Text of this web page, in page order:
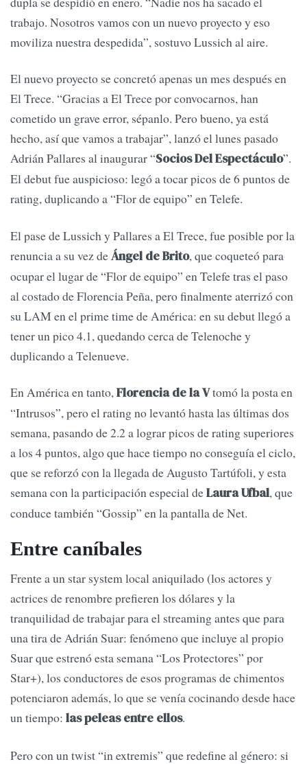
trabajo. Nosotros vamos con un nuevo proyecto y eso
moviliza nuestra despedida”, sostuvo Lussich al aire.
El nuevo proyecto se concretó apenas un mes después en
El Trece. “Gracias a El Trece por convocarnos, han
cometido un grave error, sépanlo. Pero bueno, ya está
hecho, así que vamos a trabajar”, lanzó el lunes pasado
Adrián Pallares al inaugurar “Socios Del Espectáculo”.
El debut fue auspicioso: legó a tocar picos de 6 puntos de
rating, duplicando a “Flor de equipo” en Telefe.
El pase de Lussich y Pallares a El Trece, fue posible por la
renuncia a su vez deÁngel de Brito, que coqueteó para
ocupar el lugar de “Flor de equipo” en Telefe tras el paso
al costado de Florencia Peña, pero finalmente aterrizó con
su LAM en el prime time de América: en su debut llegó a
tener un pico 4.1, quedando cerca de Telenoche y
duplicando a Telenueve.
En América en tanto,Florencia de la Vtomó la posta en
“Intrusos”, pero el rating no levantó hasta las últimas dos
semana, pasando de 2.2 a lograr picos de rating superiores
a los 4 puntos, algo que hace tiempo no conseguía el ciclo,
que se reforzó con la llegada de Augusto Tartúfoli, y esta
semana con la participación especial deLaura Ufbal, que
conduce también “Gossip” en la pantalla de Net.
Entre caníbales
Frente a un star system local aniquilado (los actores y
actrices de renombre prefieren los dólares y la
tranquilidad de trabajar para el streaming antes que para
una tira de Adrián Suar: fenómeno que incluye al propio
Suar que estrenó esta semana “Los Protectores” por
Star+), los conductores de esos programas de chimentos
potenciaron además, lo que se venía cocinando desde hace
un tiempo: las peleas entre ellos.
Pero con un twist “in extremis” que redefine al género: si